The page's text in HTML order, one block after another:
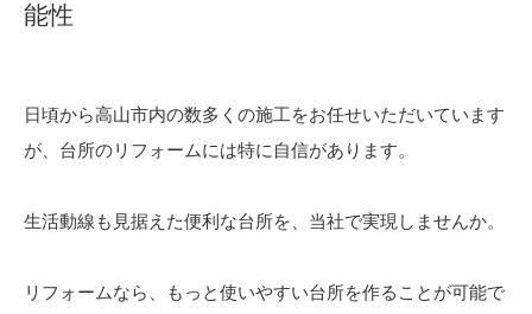
能性
日頃から高山市内の数多くの施工をお任せいただいています
が、台所のリフォームには特に自信があります。
生活動線も見据えた便利な台所を、当社で実現しませんか。
リフォームなら、もっと使いやすい台所を作ることが可能で